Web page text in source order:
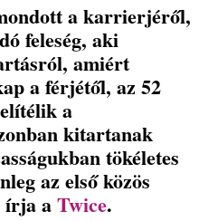
a karrierjéről,
feleség, aki
amiért
a férjétől, az 52
a
kitartanak
tökéletes
az első közös
írja aTwice.